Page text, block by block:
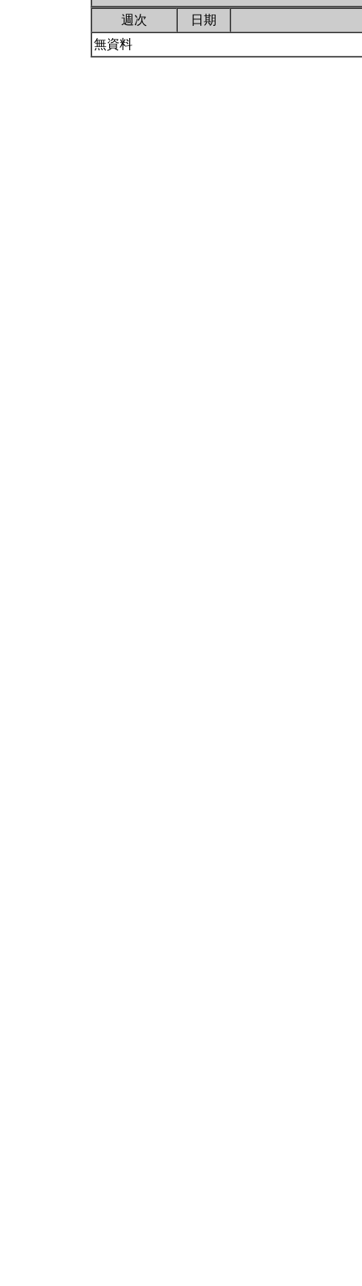
週次
日期
無資料